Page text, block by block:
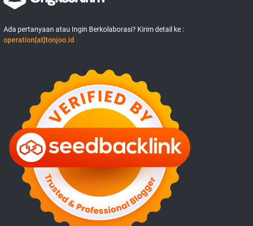
Ada pertanyaan atau Ingin Berkolaborasi? Kirim detail ke :
operation[at]tonjoo.id